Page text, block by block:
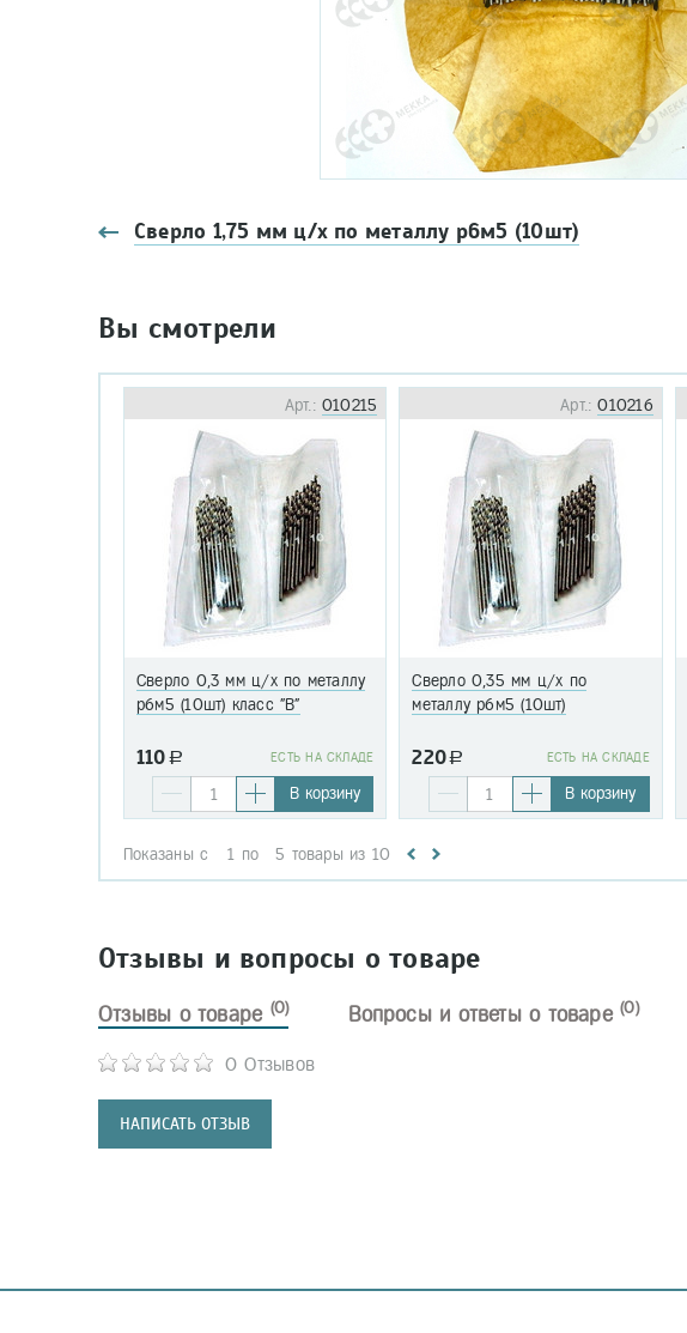
Сверло 1,75 мм ц/х по металлу р6м5 (10шт)
Вы смотрели
Арт.:010215
Сверло 0,3 мм ц/х по металлу
р6м5 (10шт) класс "В"
110 a EСТЬ НА СКЛАДЕ
В корзину
Арт.:010216
Сверло 0,35 мм ц/х по
металлу р6м5 (10шт)
220a EСТЬ НА СКЛАДЕ
В корзину
Показаны с 1 по 5 товары из 10
Отзывы и вопросы о товаре
Отзывы о товаре (0)
0 Отзывов
НАПИСАТЬ ОТЗЫВ
Вопросы и ответы о товаре(0)